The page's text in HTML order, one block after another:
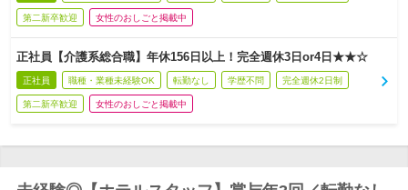
第二新卒歓迎 女性のおしごと掲載中
正社員【介護系総合職】年休156日以上！完全週休3日or4日★★☆
正社員 職種・業種未経験OK 転勤なし 学歴不問 完全週休2日制
第二新卒歓迎 女性のおしごと掲載中